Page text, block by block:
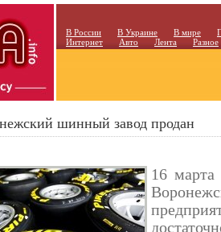
В России В Украине В мире
Интернет
Авто Лента Разное
шинный завод продан
16 марта